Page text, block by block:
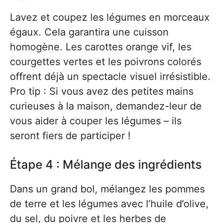
Lavez et coupez les légumes en morceaux
égaux. Cela garantira une cuisson
homogène. Les carottes orange vif, les
courgettes vertes et les poivrons colorés
offrent déjà un spectacle visuel irrésistible.
Pro tip : Si vous avez des petites mains
curieuses à la maison, demandez-leur de
vous aider à couper les légumes – ils
seront fiers de participer !
Étape 4 : Mélange des ingrédients
Dans un grand bol, mélangez les pommes
de terre et les légumes avec l’huile d’olive,
du sel, du poivre et les herbes de